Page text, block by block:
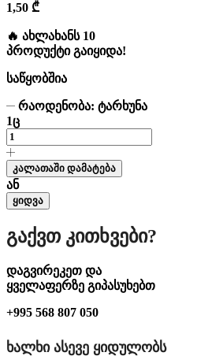
1,50 ₾
🔥 ახლახანს 10
პროდუქტი გაიყიდა!
საწყობშია
რაოდენობა: ტარხუნა
1ც
კალათაში დამატება
ან
ყიდვა
Გაქვთ Კითხვები?
დაგვირეკეთ და
ყველაფერზე გიპასუხებთ
+995 568 807 050
ᲮᲐᲚᲮᲘ ᲐᲡᲔᲕᲔ ᲧᲘᲓᲣᲚᲝᲑᲡ